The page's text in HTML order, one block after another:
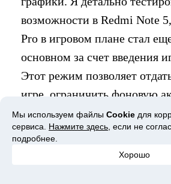
возможности в Redmi Note
Pro в игровом плане стал
основном за счет введения
Этот режим позволяет
игре, ограничить фоновую
приложений и освободить
оперативной памяти. Это
работает. Если на
Мы используем файлы Cookie для
сервиса. Нажмите здесь , если не
подробнее.
Хорошо